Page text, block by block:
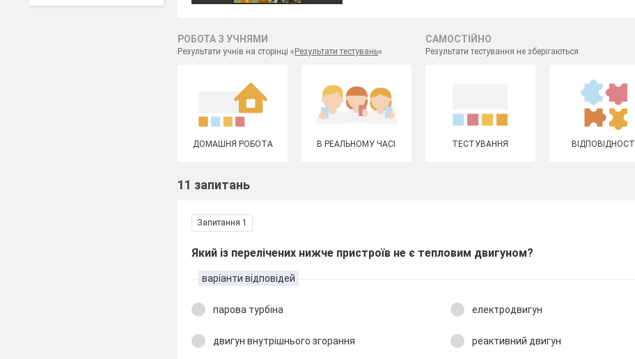
РОБОТА З УЧНЯМИ
Результати учнів на сторінці « Результати тестувань»
САМОСТІЙНО
Результати тестування не зберігаються
ДОМАШНЯ РОБОТА В РЕАЛЬНОМУ ЧАСІ ТЕСТУВАННЯ ВІДПОВІДНОСТІ
11 запитань
Запитання 1
Який із перелічених нижче пристроїв не є тепловим двигуном?
варіанти відповідей
парова турбіна електродвигун
двигун внутрішнього згорання реактивний двигун